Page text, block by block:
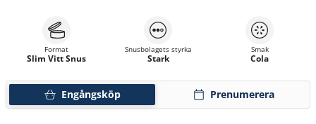
Engångsköp Prenumerera
Format
Slim Vitt Snus
Snusbolagets styrka
Stark
Smak
Cola